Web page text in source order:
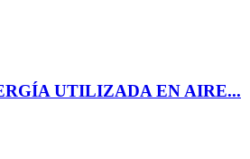
UTILIZADA EN AIRE...